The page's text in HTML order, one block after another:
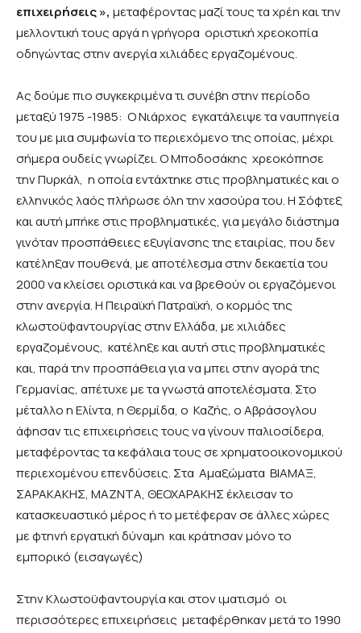
επιχειρήσεις », μεταφέροντας μαζί τους τα χρέη και την
μελλοντική τους αργά η γρήγορα οριστική χρεοκοπία
οδηγώντας στην ανεργία χιλιάδες εργαζομένους.
Ας δούμε πιο συγκεκριμένα τι συνέβη στην περίοδο
μεταξύ 1975 -1985: Ο Νιάρχος εγκατάλειψε τα ναυπηγεία
του με μια συμφωνία το περιεχόμενο της οποίας, μέχρι
σήμερα ουδείς γνωρίζει. Ο Μποδοσάκης χρεοκόπησε
την Πυρκάλ, η οποία εντάχτηκε στις προβληματικές και ο
ελληνικός λαός πλήρωσε όλη την χασούρα του. Η Σόφτεξ
και αυτή μπήκε στις προβληματικές, για μεγάλο διάστημα
γινόταν προσπάθειες εξυγίανσης της εταιρίας, που δεν
κατέληξαν πουθενά, με αποτέλεσμα στην δεκαετία του
2000 να κλείσει οριστικά και να βρεθούν οι εργαζόμενοι
στην ανεργία. Η Πειραϊκή Πατραϊκή, ο κορμός της
κλωστοϋφαντουργίας στην Ελλάδα, με χιλιάδες
εργαζομένους, κατέληξε και αυτή στις προβληματικές
και, παρά την προσπάθεια για να μπει στην αγορά της
Γερμανίας, απέτυχε με τα γνωστά αποτελέσματα. Στο
μέταλλο η Ελίντα, η Θερμίδα, ο Καζής, ο Αβράσογλου
άφησαν τις επιχειρήσεις τους να γίνουν παλιοσίδερα,
μεταφέροντας τα κεφάλαια τους σε χρηματοοικονομικού
περιεχομένου επενδύσεις. Στα Αμαξώματα ΒΙΑΜΑΞ,
ΣΑΡΑΚΑΚΗΣ, ΜΑΖΝΤΑ, ΘΕΟΧΑΡΑΚΗΣ έκλεισαν το
κατασκευαστικό μέρος ή το μετέφεραν σε άλλες χώρες
με φτηνή εργατική δύναμη και κράτησαν μόνο το
εμπορικό (εισαγωγές)
Στην Κλωστοϋφαντουργία και στον ιματισμό οι
περισσότερες επιχειρήσεις μεταφέρθηκαν μετά το 1990